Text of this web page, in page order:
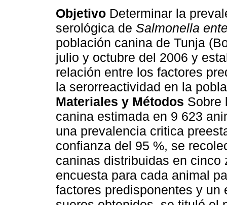
Objetivo Determinar la
serológica de Salmonella
población canina de Tunja
julio y octubre del 2006 y
relación entre los factores
la serorreactividad en la
Materiales y Métodos Sobre
canina estimada en 9 623
una prevalencia critica
confianza del 95 %, se
caninas distribuidas en
encuesta para cada animal
factores predisponentes y